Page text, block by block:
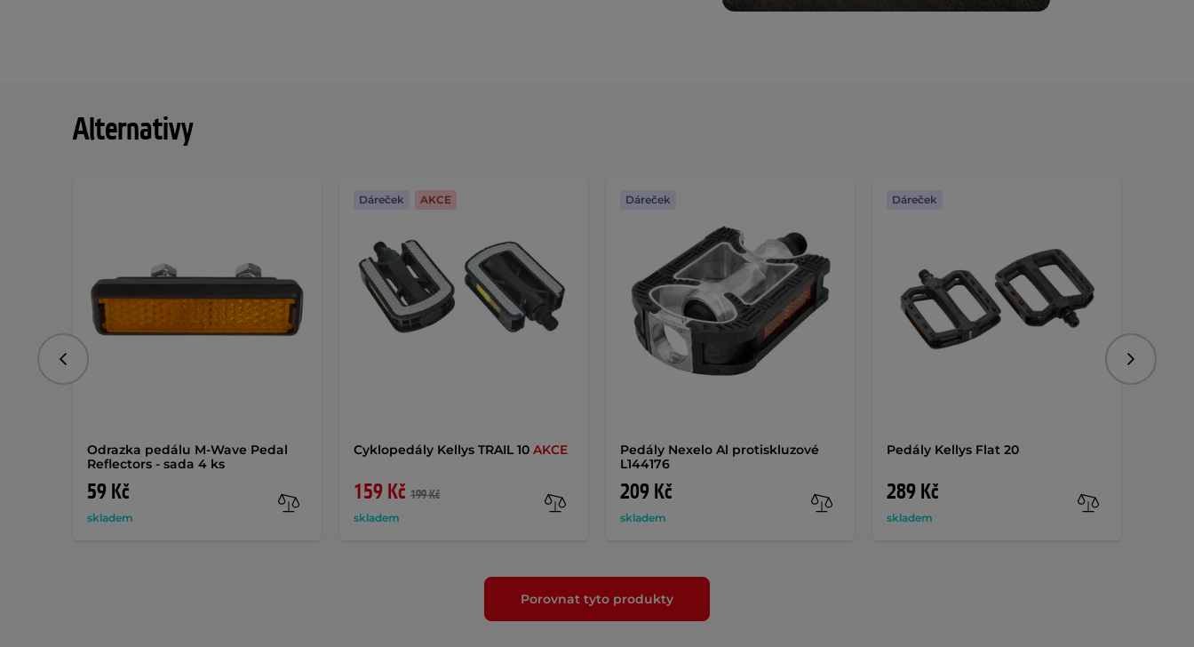
Alternativy
Odrazka pedálu M-Wave Pedal
Reflectors - sada 4 ks
59 Kč
skladem
Cyklopedály Kellys TRAIL 10 AKCE
159 Kč 199 Kč
skladem
Dáreček AKCE
Pedály Nexelo Al protiskluzové
L144176
209 Kč
skladem
Dáreček
Pedály Kellys Flat 20
289 Kč
skladem
Dáreček
Předchozí
Porovnat tyto produkty